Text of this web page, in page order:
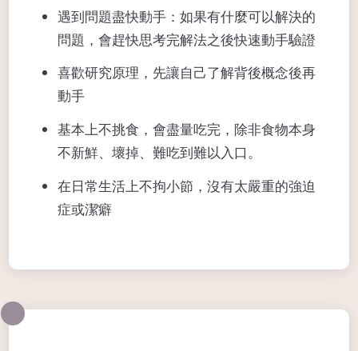
遇到問題盡快動手：如果有什麼可以解決的
問題，會趕快思考完解法之後快速動手驗證
喜歡研究原理，先讓自己了解背後概念後再
動手
基本上不挑食，會盡量吃完，除非食物本身
不新鮮、壞掉、難吃到難以入口。
在日常生活上不拘小節，沒有太嚴重的強迫
症或潔癖